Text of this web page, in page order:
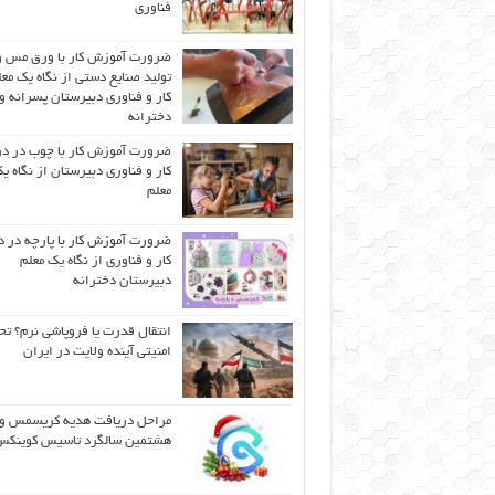
فناوری
ضرورت آموزش کار با ورق مس
تولید صنایع دستی از نگاه یک
کار و فناوری دبیرستان پسرانه و
دخترانه
ضرورت آموزش کار با چوب در
کار و فناوری دبیرستان از نگاه
معلم
ضرورت آموزش کار با پارچه
کار و فناوری از نگاه یک معلم
دبیرستان دخترانه
انتقال قدرت یا فروپاشی نرم؟
امنیتی آینده ولایت در ایران
مراحل دریافت هدیه کریسمس و
هشتمین سالگرد تاسیس